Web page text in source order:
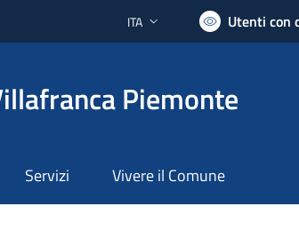
Lingua attiva:
ITA Utenti con
Piemonte
Servizi Vivere il Comune